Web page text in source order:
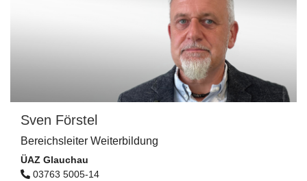
Sven Förstel
Bereichsleiter Weiterbildung
ÜAZ Glauchau
03763 5005-14